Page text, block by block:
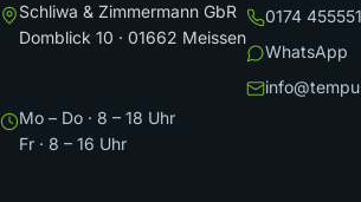
Schliwa & Zimmermann GbR
Domblick 10 · 01662 Meissen
0174
WhatsApp
Mo – Do · 8 – 18 Uhr
Fr · 8 – 16 Uhr